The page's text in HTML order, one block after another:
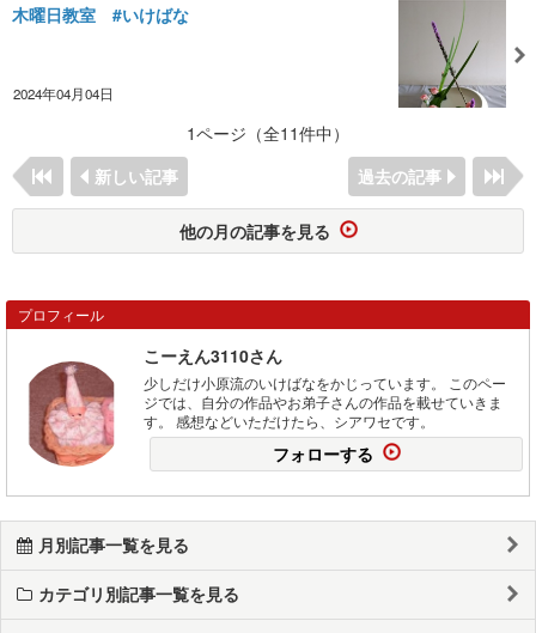
木曜日教室 #いけばな
2024年04月04日
1ページ（全11件中）
新しい記事
過去の記事
他の月の記事を見る
プロフィール
こーえん3110さん
少しだけ小原流のいけばなをかじっています。 このペー
ジでは、自分の作品やお弟子さんの作品を載せていきま
す。 感想などいただけたら、シアワセです。
フォローする
月別記事一覧を見る
カテゴリ別記事一覧を見る